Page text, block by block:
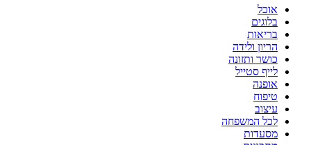
אוכל
בלוגים
בריאות
הריון ולידה
כושר ותזונה
לייף סטייל
אופנה
טיפוח
עיצוב
לכל המשפחה
מסעדות